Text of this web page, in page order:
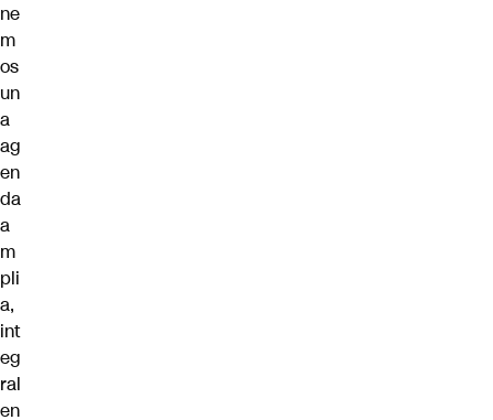
ne
m
os
un
a
ag
en
da
a
m
pli
a,
int
eg
ral
en